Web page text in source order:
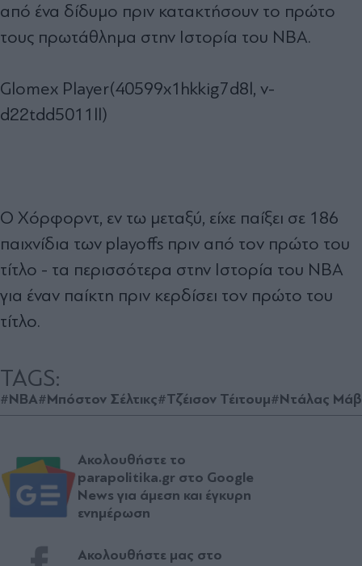
από ένα δίδυμο πριν κατακτήσουν το πρώτο
τους πρωτάθλημα στην Ιστορία του ΝΒΑ.
Glomex Player(40599x1hkkig7d8l, v-
d22tdd5011ll)
Ο Χόρφορντ, εν τω μεταξύ, είχε παίξει σε 186
παιχνίδια των playoffs πριν από τον πρώτο του
τίτλο - τα περισσότερα στην Ιστορία του ΝΒΑ
για έναν παίκτη πριν κερδίσει τον πρώτο του
τίτλο.
TAGS:
#NBA#Μπόστον Σέλτικς#Τζέισον Τέιτουμ#Ντάλας
Ακολουθήστε το
parapolitika.gr στο Google
News για άμεση και έγκυρη
ενημέρωση
Ακολουθήστε μας στο